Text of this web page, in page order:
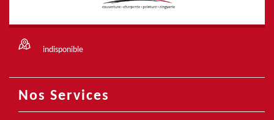
indisponible
Nos Services